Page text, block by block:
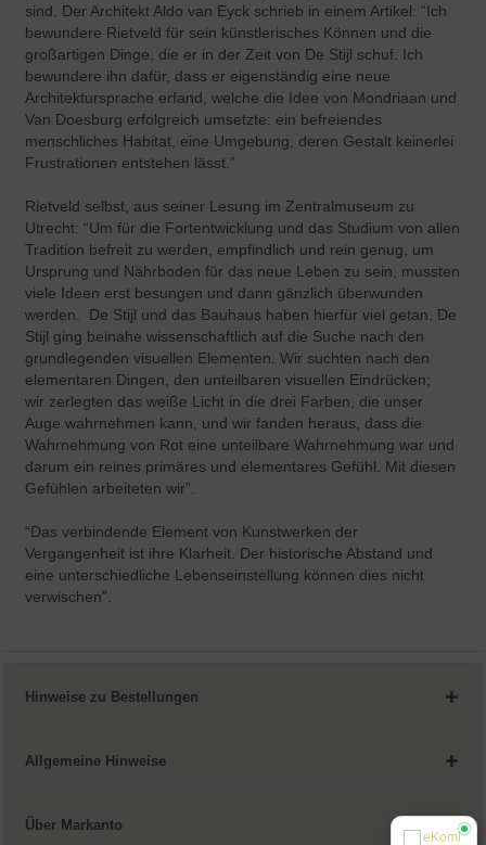
sind. Der Architekt Aldo van Eyck schrieb in einem Artikel: “Ich
bewundere Rietveld für sein künstlerisches Können und die
großartigen Dinge, die er in der Zeit von De Stijl schuf. Ich
bewundere ihn dafür, dass er eigenständig eine neue
Architektursprache erfand, welche die Idee von Mondriaan und
Van Doesburg erfolgreich umsetzte: ein befreiendes
menschliches Habitat, eine Umgebung, deren Gestalt keinerlei
Frustrationen entstehen lässt.”
Rietveld selbst, aus seiner Lesung im Zentralmuseum zu
Utrecht: “Um für die Fortentwicklung und das Studium von allen
Tradition befreit zu werden, empfindlich und rein genug, um
Ursprung und Nährboden für das neue Leben zu sein, mussten
viele Ideen erst besungen und dann gänzlich überwunden
werden. De Stijl und das Bauhaus haben hierfür viel getan. De
Stijl ging beinahe wissenschaftlich auf die Suche nach den
grundlegenden visuellen Elementen. Wir suchten nach den
elementaren Dingen, den unteilbaren visuellen Eindrücken;
wir zerlegten das weiße Licht in die drei Farben, die unser
Auge wahrnehmen kann, und wir fanden heraus, dass die
Wahrnehmung von Rot eine unteilbare Wahrnehmung war und
darum ein reines primäres und elementares Gefühl. Mit diesen
Gefühlen arbeiteten wir”.
“Das verbindende Element von Kunstwerken der
Vergangenheit ist ihre Klarheit. Der historische Abstand und
eine unterschiedliche Lebenseinstellung können dies nicht
verwischen”.
Hinweise zu Bestellungen
Allgemeine Hinweise
Über Markanto